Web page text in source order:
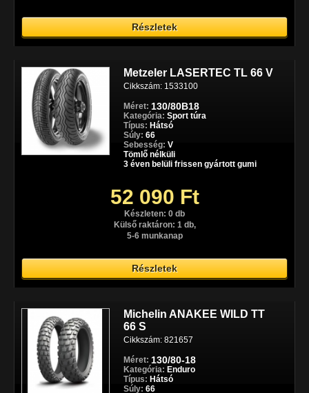
Részletek
Metzeler LASERTEC TL 66 V
Cikkszám: 1533100
Méret: 130/80B18
Kategória: Sport túra
Típus: Hátsó
Súly: 66
Sebesség: V
Tömlő nélküli
3 éven belüli frissen gyártott gumi
52 090 Ft
Készleten: 0 db
Külső raktáron: 1 db,
5-6 munkanap
Részletek
Michelin ANAKEE WILD TT
66 S
Cikkszám: 821657
Méret: 130/80-18
Kategória: Enduro
Típus: Hátsó
Súly: 66